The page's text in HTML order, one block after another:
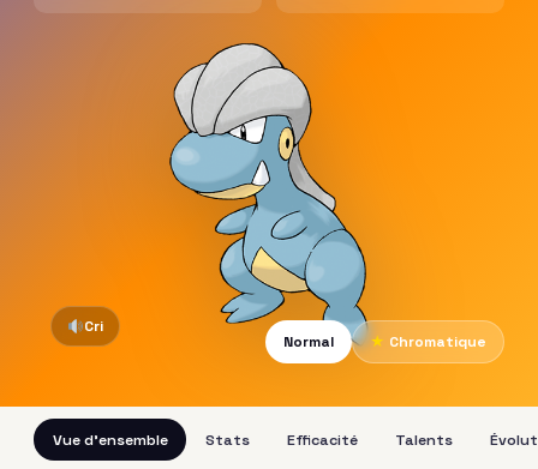
Cri
Normal
★ Chromatique
Vue d'ensemble Stats Efficacité Talents